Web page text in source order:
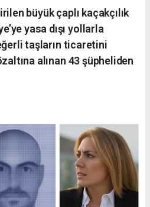
büyük çaplı kaçakçılık
yasa dışı yollarla
taşların ticaretini
alınan 43 şüpheliden